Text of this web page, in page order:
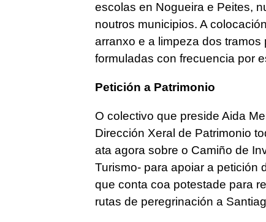
escolas en Nogueira e Peites,
noutros municipios. A
arranxo e a limpeza dos
formuladas con frecuencia por
Petición a Patrimonio
O colectivo que preside Aida
Dirección Xeral de Patrimonio
ata agora sobre o Camiño de
Turismo- para apoiar a petición
que conta coa potestade para
rutas de peregrinación a